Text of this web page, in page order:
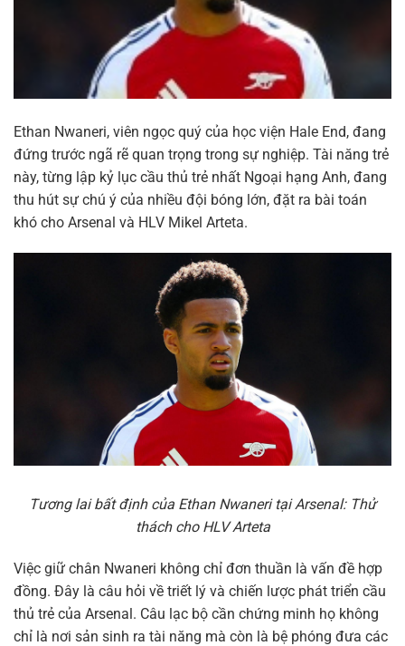
Ethan Nwaneri, viên ngọc quý của học viện Hale End, đang
đứng trước ngã rẽ quan trọng trong sự nghiệp. Tài năng trẻ
này, từng lập kỷ lục cầu thủ trẻ nhất Ngoại hạng Anh, đang
thu hút sự chú ý của nhiều đội bóng lớn, đặt ra bài toán
khó cho Arsenal và HLV Mikel Arteta.
Tương lai bất định của Ethan Nwaneri tại Arsenal: Thử
thách cho HLV Arteta
Việc giữ chân Nwaneri không chỉ đơn thuần là vấn đề hợp
đồng. Đây là câu hỏi về triết lý và chiến lược phát triển cầu
thủ trẻ của Arsenal. Câu lạc bộ cần chứng minh họ không
chỉ là nơi sản sinh ra tài năng mà còn là bệ phóng đưa các